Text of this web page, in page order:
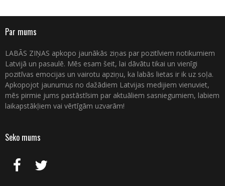
Par mums
LABĀS ZIŅAS apkopo jaunākās ziņas par pozitīviem notikumiem
Latvijā un pasaulē. Mēs esam šeit, lai dāvātu tikai un vienīgi
pozitīvas emocijas un vairotu apziņu, ka labās lietas ir ik uz soļa.
Apkopojot jaunumus no dažādiem Latvijas medijiem vienuviet,
mēs pirmie jums pastāstīsim par aktuāliem sasniegumiem, labiem
laikapstākļiem vai vērtīgām uzvarām!
Seko mums